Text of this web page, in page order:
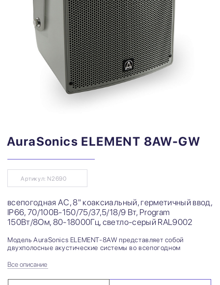
AuraSonics ELEMENT 8AW-GW
Артикул: N2690
всепогодная АС, 8" коаксиальный, герметичный ввод,
IP66, 70/100B-150/75/37,5/18/9 Вт, Program
150Вт/8Ом, 80-18000Гц, светло-серый RAL9002
Модель AuraSonics ELEMENT-8AW представляет собой
двухполосные акустические системы во всепогодном
Все описание